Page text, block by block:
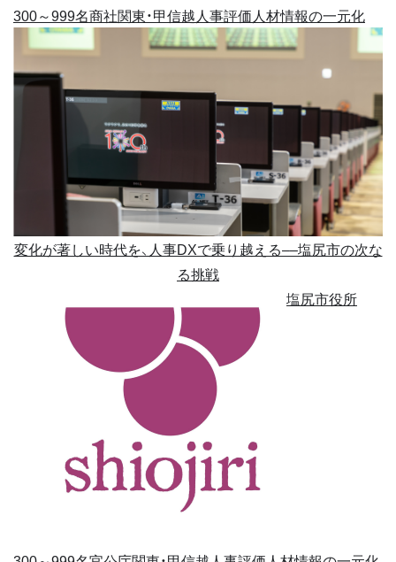
300～999名商社関東・甲信越人事評価人材情報の一元化
変化が著しい時代を、人事DXで乗り越える––塩尻市の次な
る挑戦
塩尻市役所